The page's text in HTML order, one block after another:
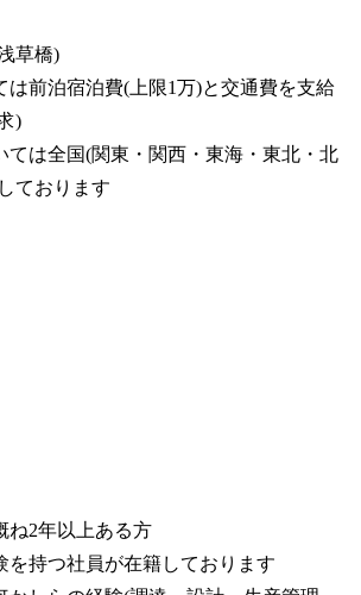
草橋)
前泊宿泊費(上限1万)と交通費を支給
)
は全国(関東・関西・東海・東北・北
ております
ね2年以上ある方
持つ社員が在籍しております